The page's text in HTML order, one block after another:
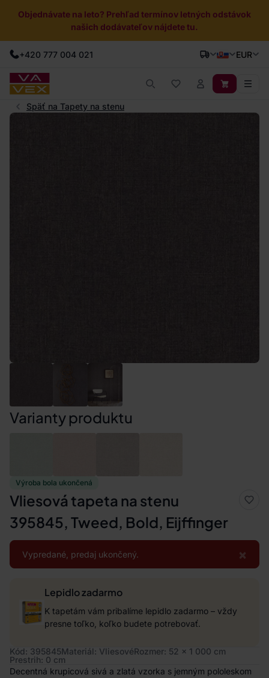
Objednávate na leto? Prehľad termínov letných odstávok
našich dodávateľov nájdete tu.
+420 777 004 021 EUR
Späť na Tapety na stenu
Výroba bola ukončená
Vliesová tapeta na stenu
395845, Tweed, Bold, Eijffinger
×
Vypredané, predaj ukončený.
Lepidlo zadarmo
K tapetám vám pribalíme lepidlo zadarmo – vždy
presne toľko, koľko budete potrebovať.
Kód: 395845Materiál: VliesovéRozmer: 52 x 1 000 cm
Prestrih: 0 cm
Decentná krupicová sivá a zlatá vzorka s jemným pololeskom
Varianty produktu